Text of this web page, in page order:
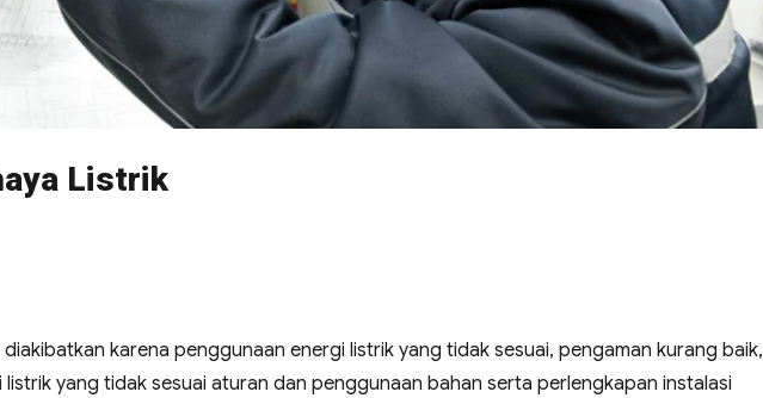
Listrik
karena penggunaan energi listrik yang tidak sesuai, pengaman kurang baik,
listrik yang tidak sesuai aturan dan penggunaan bahan serta perlengkapan instalasi